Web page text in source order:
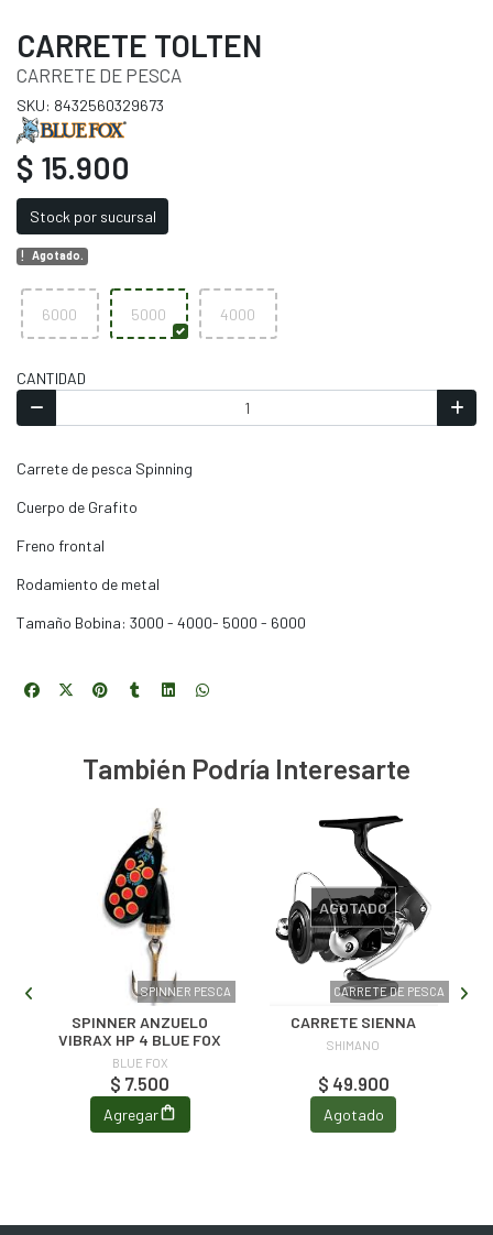
CARRETE TOLTEN
CARRETE DE PESCA
SKU: 8432560329673
$ 15.900
Stock por sucursal
Agotado.
6000 5000 4000
CANTIDAD
Carrete de pesca Spinning
Cuerpo de Grafito
Freno frontal
Rodamiento de metal
Tamaño Bobina: 3000 - 4000- 5000 - 6000
También Podría Interesarte
SPINNER PESCA
SPINNER ANZUELO
VIBRAX HP 4 BLUE FOX
BLUE FOX
$ 7.500
Agregar
CARRETE DE PESCA
AGOTADO
CARRETE SIENNA
SHIMANO
$ 49.900
Agotado